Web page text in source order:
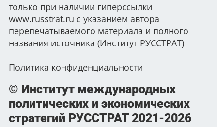
только при наличии гиперссылки
www.russtrat.ru с указанием автора
перепечатываемого материала и полного
названия источника (Институт РУССТРАТ)
Политика конфиденциальности
© Институт международных
политических и экономических
стратегий РУССТРАТ2021-2026